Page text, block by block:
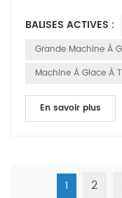
BALISES ACTIVES :
Grande Machine À
Machine À Glace À
En savoir plus
1 2